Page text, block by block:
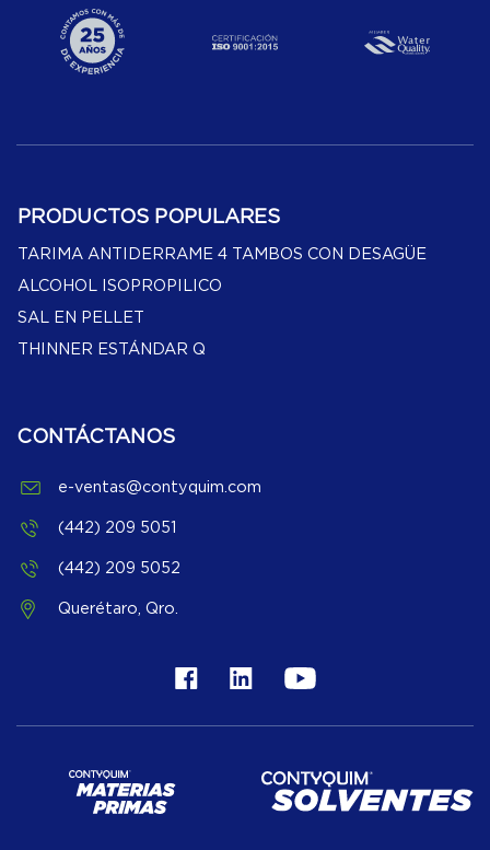
PRODUCTOS POPULARES
TARIMA ANTIDERRAME 4 TAMBOS CON DESAGÜE
ALCOHOL ISOPROPILICO
SAL EN PELLET
THINNER ESTÁNDAR Q
CONTÁCTANOS
e-ventas@contyquim.com
(442) 209 5051
(442) 209 5052
Querétaro, Qro.